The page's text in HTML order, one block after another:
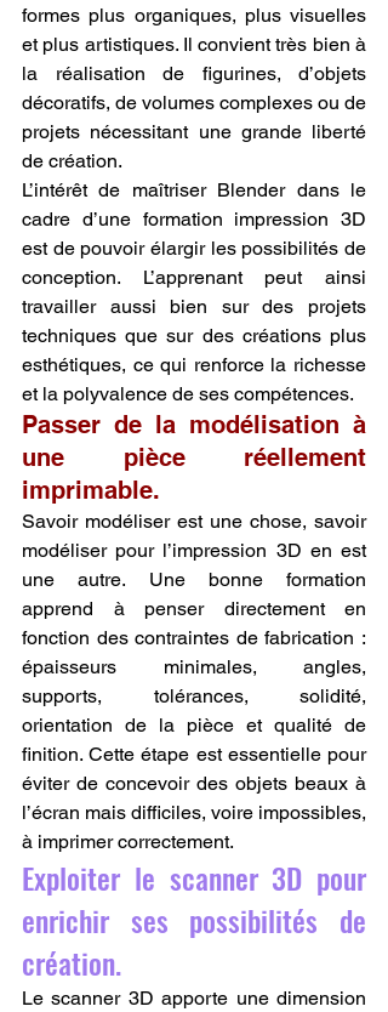
formes plus organiques, plus visuelles
et plus artistiques. Il convient très bien à
la réalisation de figurines, d’objets
décoratifs, de volumes complexes ou de
projets nécessitant une grande liberté
de création.
L’intérêt de maîtriser Blender dans le
cadre d’une formation impression 3D
est de pouvoir élargir les possibilités de
conception. L’apprenant peut ainsi
travailler aussi bien sur des projets
techniques que sur des créations plus
esthétiques, ce qui renforce la richesse
et la polyvalence de ses compétences.
Passer de la modélisation à
une pièce réellement
imprimable.
Savoir modéliser est une chose, savoir
modéliser pour l’impression 3D en est
une autre. Une bonne formation
apprend à penser directement en
fonction des contraintes de fabrication :
épaisseurs minimales, angles,
supports, tolérances, solidité,
orientation de la pièce et qualité de
finition. Cette étape est essentielle pour
éviter de concevoir des objets beaux à
l’écran mais difficiles, voire impossibles,
à imprimer correctement.
Exploiter le scanner 3D pour
enrichir ses possibilités de
création.
Le scanner 3D apporte une dimension